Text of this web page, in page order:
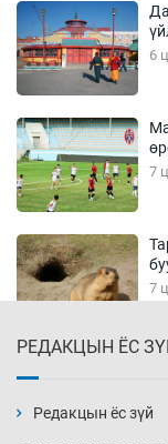
6
7
7
8
РЕДАКЦЫН ЁС
Редакцын ёс зүй